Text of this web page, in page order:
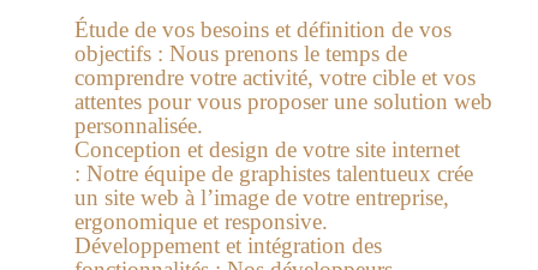
Étude de vos besoins et définition de vos
objectifs : Nous prenons le temps de
comprendre votre activité, votre cible et vos
attentes pour vous proposer une solution web
personnalisée.
Conception et design de votre site internet
: Notre équipe de graphistes talentueux crée
un site web à l’image de votre entreprise,
ergonomique et responsive.
Développement et intégration des